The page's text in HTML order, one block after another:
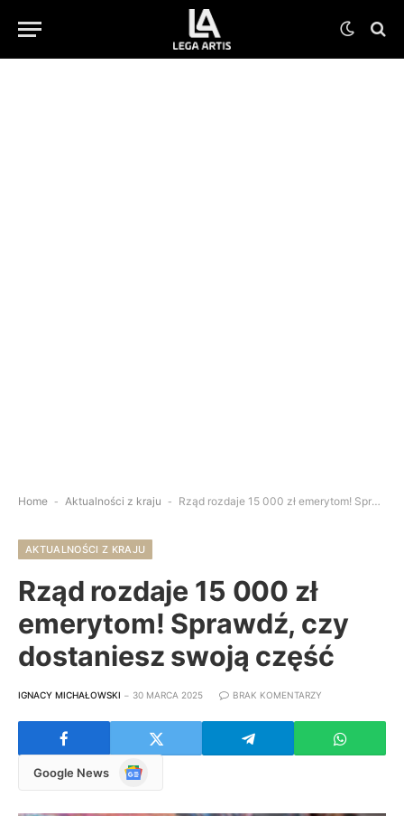
Home - Aktualności z kraju - Rząd rozdaje 15 000 zł emerytom! Sprawdź, czy dostaniesz swoją część
AKTUALNOŚCI Z KRAJU
Rząd rozdaje 15 000 zł
emerytom! Sprawdź, czy
dostaniesz swoją część
IGNACY MICHAŁOWSKI 30 MARCA 2025 BRAK KOMENTARZY
Google News
Google